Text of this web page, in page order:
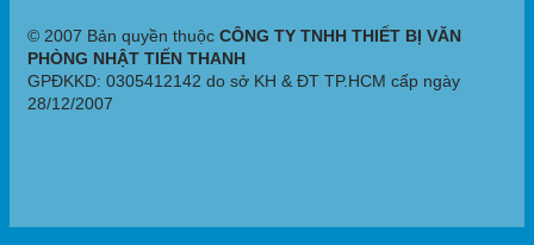
© 2007 Bản quyền thuộc CÔNG TY TNHH THIẾT BỊ VĂN
PHÒNG NHẬT TIẾN THANH
GPĐKKD: 0305412142 do sở KH & ĐT TP.HCM cấp ngày
28/12/2007